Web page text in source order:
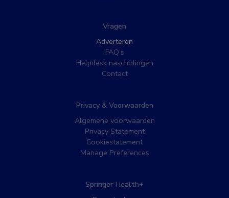
Vragen
Adverteren
FAQ’s
Helpdesk nascholingen
Contact
Privacy & Voorwaarden
Algemene voorwaarden
Privacy Statement
Cookiestatement
Manage Preferences
Springer Health+